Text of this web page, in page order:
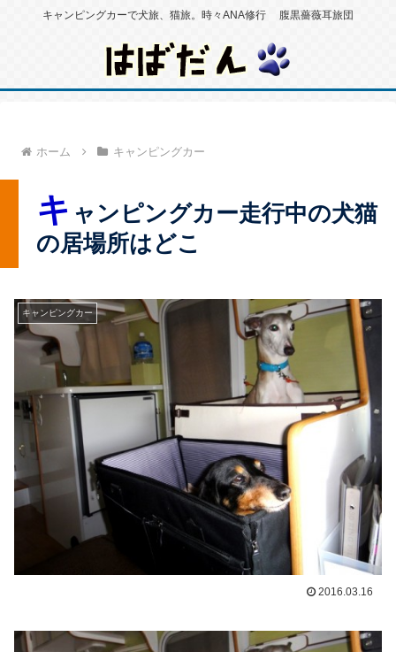
キャンピングカーで犬旅、猫旅。時々ANA修行 腹黒薔薇耳旅団
ホーム キャンピングカー
キ ャンピングカー走行中の犬猫
の居場所はどこ
キャンピングカー
2016.03.16